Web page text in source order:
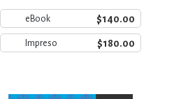
eBook $140.00
Impreso $180.00